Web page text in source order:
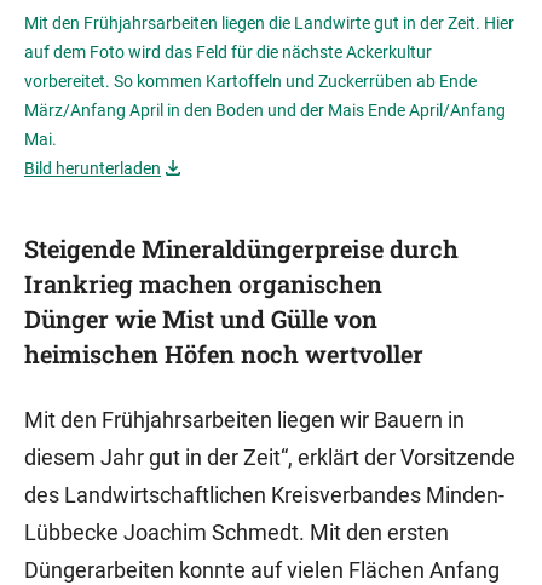
Mit den Frühjahrsarbeiten liegen die Landwirte gut in der Zeit. Hier
auf dem Foto wird das Feld für die nächste Ackerkultur
vorbereitet. So kommen Kartoffeln und Zuckerrüben ab Ende
März/Anfang April in den Boden und der Mais Ende April/Anfang
Mai.
Bild herunterladen
Steigende Mineraldüngerpreise durch
Irankrieg machen organischen
Dünger wie Mist und Gülle von
heimischen Höfen noch wertvoller
Mit den Frühjahrsarbeiten liegen wir Bauern in
diesem Jahr gut in der Zeit“, erklärt der Vorsitzende
des Landwirtschaftlichen Kreisverbandes Minden-
Lübbecke Joachim Schmedt. Mit den ersten
Düngerarbeiten konnte auf vielen Flächen Anfang